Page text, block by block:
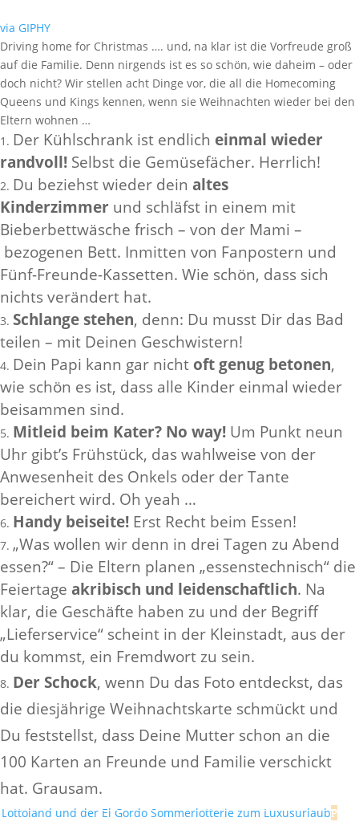
via GIPHY
Driving home for Christmas …. und, na klar ist die Vorfreude groß
auf die Familie. Denn nirgends ist es so schön, wie daheim – oder
doch nicht? Wir stellen acht Dinge vor, die all die Homecoming
Queens und Kings kennen, wenn sie Weihnachten wieder bei den
Eltern wohnen …
Der Kühlschrank ist endlich einmal wieder
randvoll! Selbst die Gemüsefächer. Herrlich!
Du beziehst wieder dein altes
Kinderzimmer und schläfst in einem mit
Bieberbettwäsche frisch – von der Mami –
bezogenen Bett. Inmitten von Fanpostern und
Fünf-Freunde-Kassetten. Wie schön, dass sich
nichts verändert hat.
Schlange stehen, denn: Du musst Dir das Bad
teilen – mit Deinen Geschwistern!
Dein Papi kann gar nicht oft genug betonen,
wie schön es ist, dass alle Kinder einmal wieder
beisammen sind.
Mitleid beim Kater? No way! Um Punkt neun
Uhr gibt’s Frühstück, das wahlweise von der
Anwesenheit des Onkels oder der Tante
bereichert wird. Oh yeah …
Handy beiseite! Erst Recht beim Essen!
„Was wollen wir denn in drei Tagen zu Abend
essen?“ – Die Eltern planen „essenstechnisch“ die
Feiertage akribisch und leidenschaftlich. Na
klar, die Geschäfte haben zu und der Begriff
„Lieferservice“ scheint in der Kleinstadt, aus der
du kommst, ein Fremdwort zu sein.
Der Schock, wenn Du das Foto entdeckst, das
die diesjährige Weihnachtskarte schmückt und
Du feststellst, dass Deine Mutter schon an die
100 Karten an Freunde und Familie verschickt
hat. Grausam.